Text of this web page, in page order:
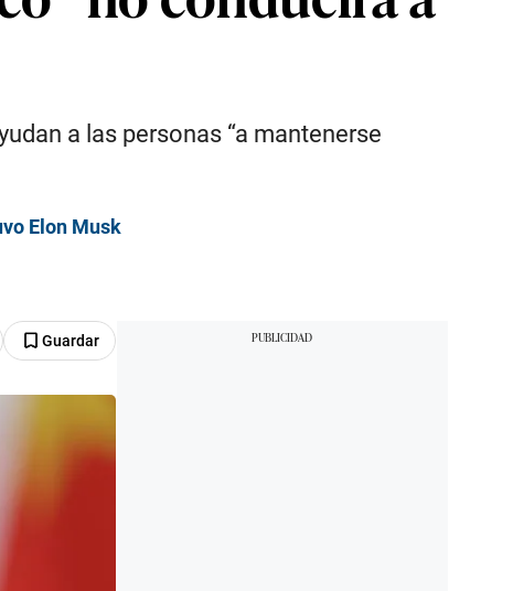
a las personas “a mantenerse
Elon Musk
Guardar